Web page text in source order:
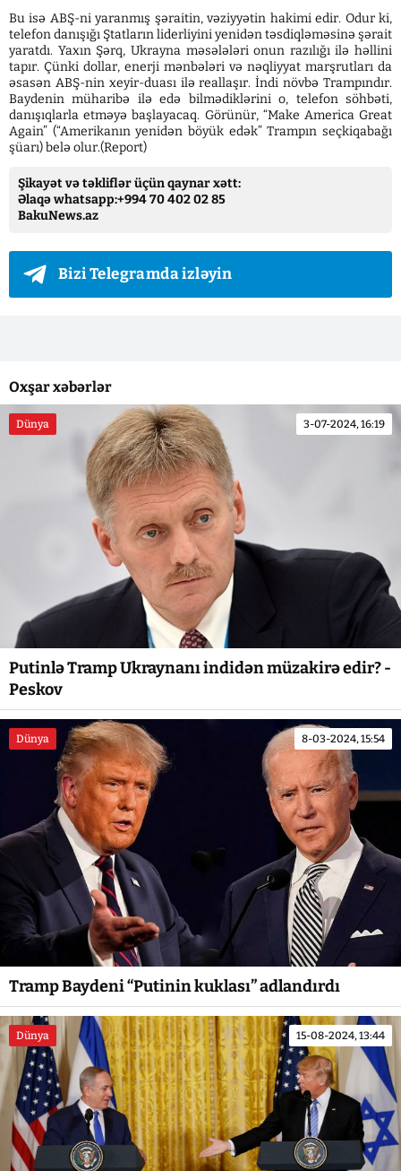
Bu isə ABŞ-ni yaranmış şəraitin, vəziyyətin hakimi edir. Odur ki,
telefon danışığı Ştatların liderliyini yenidən təsdiqləməsinə şərait
yaratdı. Yaxın Şərq, Ukrayna məsələləri onun razılığı ilə həllini
tapır. Çünki dollar, enerji mənbələri və nəqliyyat marşrutları da
əsasən ABŞ-nin xeyir-duası ilə reallaşır. İndi növbə Trampındır.
Baydenin müharibə ilə edə bilmədiklərini o, telefon söhbəti,
danışıqlarla etməyə başlayacaq. Görünür, “Make America Great
Again” (“Amerikanın yenidən böyük edək” Trampın seçkiqabağı
şüarı) belə olur.(Report)
Şikayət və təkliflər üçün qaynar xətt:
Əlaqə whatsapp:+994 70 402 02 85
BakuNews.az
Bizi Telegramda izləyin
Oxşar xəbərlər
Dünya 3-07-2024, 16:19
Putinlə Tramp Ukraynanı indidən müzakirə edir? -
Peskov
Dünya 8-03-2024, 15:54
Tramp Baydeni “Putinin kuklası” adlandırdı
Dünya 15-08-2024, 13:44